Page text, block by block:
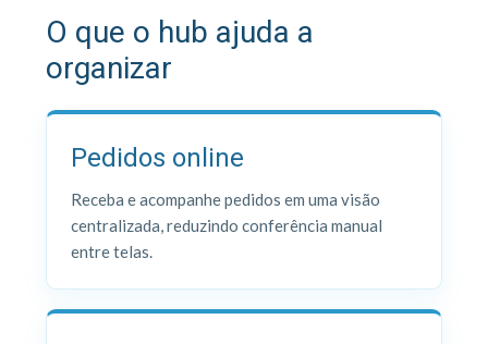
O que o hub ajuda a
organizar
Pedidos online
Receba e acompanhe pedidos em uma visão
centralizada, reduzindo conferência manual
entre telas.